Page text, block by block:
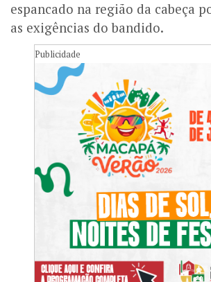
espancado na região da cabeça
as exigências do bandido.
Publicidade